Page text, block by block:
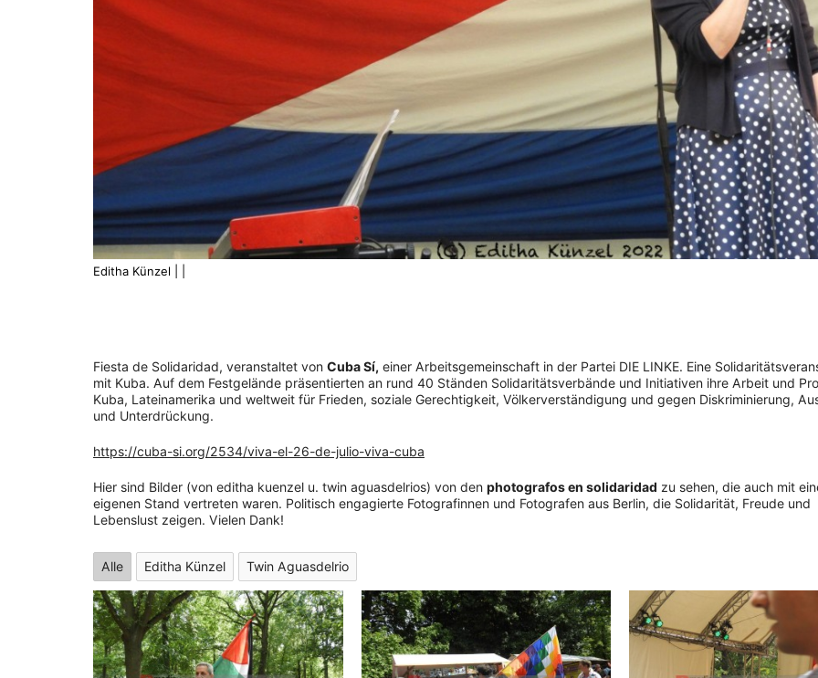
Editha Künzel | |
Fiesta de Solidaridad, veranstaltet von Cuba Sí, einer Arbeitsgemeinschaft in der Partei DIE LINKE. Eine
mit Kuba. Auf dem Festgelände präsentierten an rund 40 Ständen Solidaritätsverbände und Initiativen ihre Arbeit und
Kuba, Lateinamerika und weltweit für Frieden, soziale Gerechtigkeit, Völkerverständigung und gegen Diskriminierung,
und Unterdrückung.
https://cuba-si.org/2534/viva-el-26-de-julio-viva-cuba
Hier sind Bilder (von editha kuenzel u. twin aguasdelrios) von den photografos en solidaridad zu sehen, die auch mit
eigenen Stand vertreten waren. Politisch engagierte Fotografinnen und Fotografen aus Berlin, die Solidarität, Freude und
Lebenslust zeigen. Vielen Dank!
Alle Editha Künzel Twin Aguasdelrio